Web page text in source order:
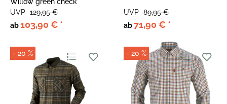
ab103,90 € *
UVP 129,95 €
ab71,90 € *
UVP 89,95 €
- 20 % - 20 %